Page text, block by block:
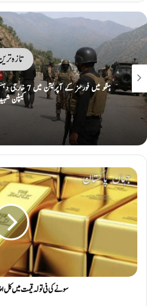
تازہ
ہنگو میں فورسز
کیپٹن
سونے کی فی تولہ قیمت میں